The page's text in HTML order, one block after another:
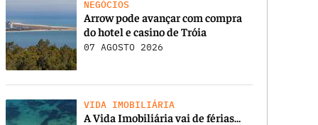
NEGÓCIOS
Arrow pode avançar com compra
do hotel e casino de Tróia
07 AGOSTO 2026
VIDA IMOBILIÁRIA
A Vida Imobiliária vai de férias…